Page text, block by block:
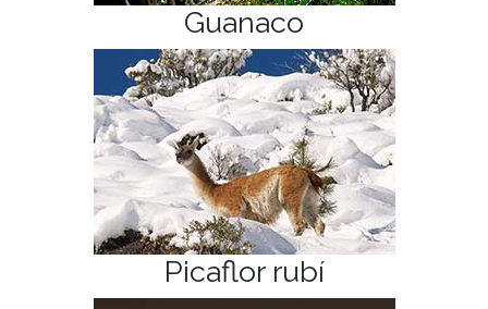
Guanaco
Picaflor rubí